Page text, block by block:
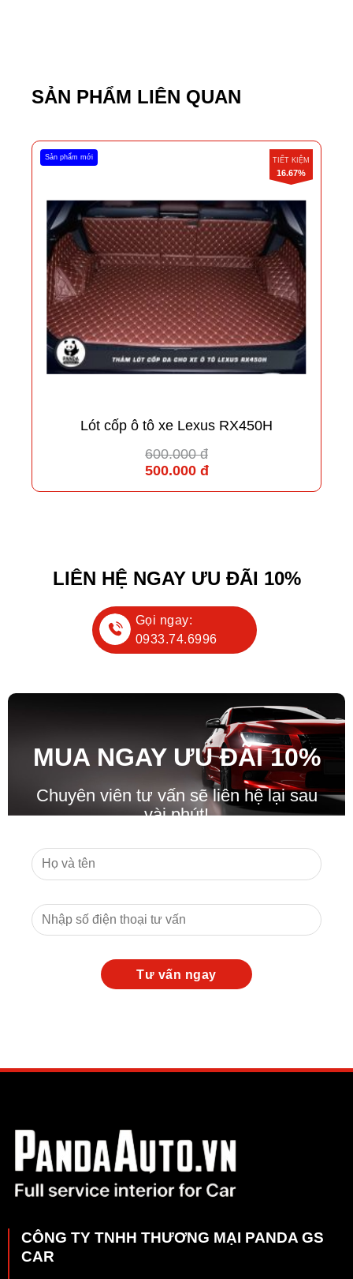
SẢN PHẨM LIÊN QUAN
Sản phẩm mới TIẾT KIỆM
16.67%
Lót cốp ô tô xe Lexus RX450H
600.000 đ
500.000 đ
LIÊN HỆ NGAY ƯU ĐÃI 10%
Gọi ngay:
0933.74.6996
MUA NGAY ƯU ĐÃI10%
Chuyên viên tư vấn sẽ liên hệ lại sau
vài phút!
CÔNG TY TNHH THƯƠNG MẠI PANDA GS
CAR